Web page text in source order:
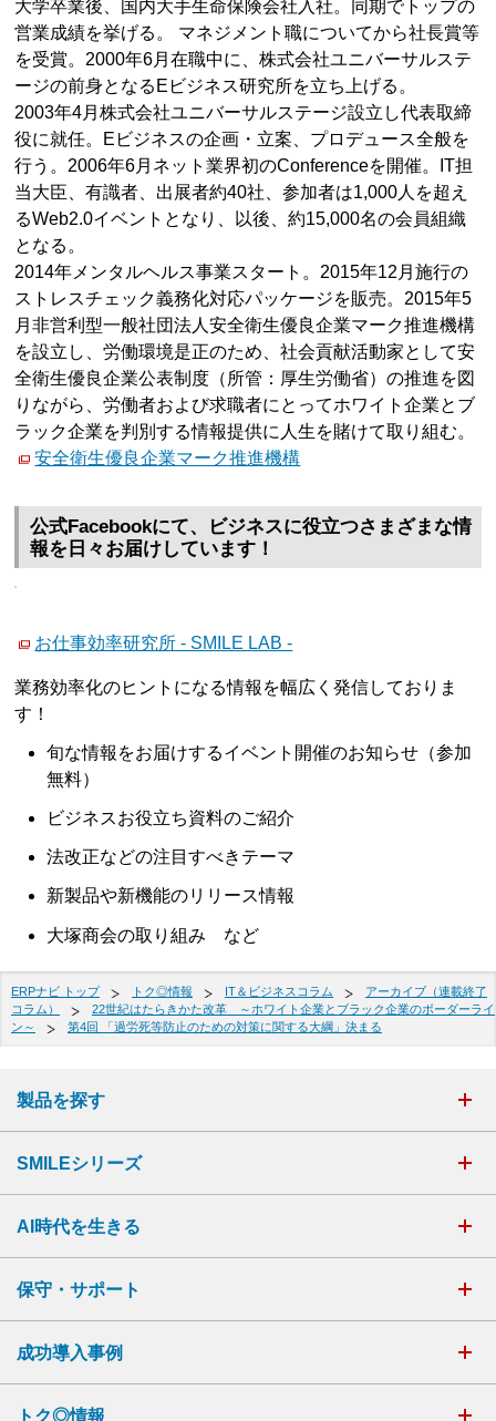
大学卒業後、国内大手生命保険会社入社。同期でトップの
営業成績を挙げる。 マネジメント職についてから社長賞等
を受賞。2000年6月在職中に、株式会社ユニバーサルステ
ージの前身となるEビジネス研究所を立ち上げる。
2003年4月株式会社ユニバーサルステージ設立し代表取締
役に就任。Eビジネスの企画・立案、プロデュース全般を
行う。2006年6月ネット業界初のConferenceを開催。IT担
当大臣、有識者、出展者約40社、参加者は1,000人を超え
るWeb2.0イベントとなり、以後、約15,000名の会員組織
となる。
2014年メンタルヘルス事業スタート。2015年12月施行の
ストレスチェック義務化対応パッケージを販売。2015年5
月非営利型一般社団法人安全衛生優良企業マーク推進機構
を設立し、労働環境是正のため、社会貢献活動家として安
全衛生優良企業公表制度（所管：厚生労働省）の推進を図
りながら、労働者および求職者にとってホワイト企業とブ
ラック企業を判別する情報提供に人生を賭けて取り組む。
安全衛生優良企業マーク推進機構
公式Facebookにて、ビジネスに役立つさまざまな情
報を日々お届けしています！
お仕事効率研究所 - SMILE LAB -
業務効率化のヒントになる情報を幅広く発信しておりま
す！
旬な情報をお届けするイベント開催のお知らせ（参加
無料）
ビジネスお役立ち資料のご紹介
法改正などの注目すべきテーマ
新製品や新機能のリリース情報
大塚商会の取り組み など
ERPナビ トップ トク◎情報 IT＆ビジネスコラム
アーカイブ（連載終了
コラム）
22世紀はたらきかた改革 ～ホワイト企業とブラック企業のボーダーライ
ン～
第4回 「過労死等防止のための対策に関する大綱」決まる
製品を探す
SMILEシリーズ
AI時代を生きる
保守・サポート
成功導入事例
トク◎情報